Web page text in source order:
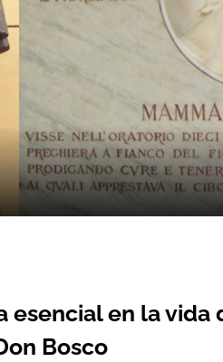
en la vida
Bosco